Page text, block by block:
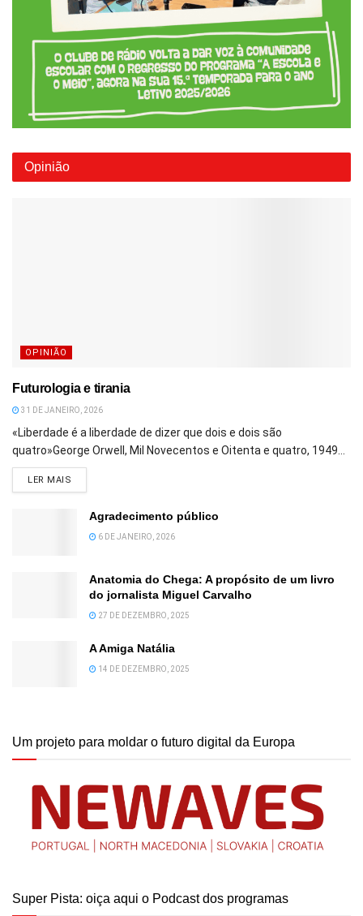
Opinião
OPINIÃO
Futurologia e tirania
31 DE JANEIRO, 2026
«Liberdade é a liberdade de dizer que dois e dois são
quatro»George Orwell, Mil Novecentos e Oitenta e quatro, 1949...
LER MAIS
Agradecimento público
6 DE JANEIRO, 2026
Anatomia do Chega: A propósito de um livro
do jornalista Miguel Carvalho
27 DE DEZEMBRO, 2025
A Amiga Natália
14 DE DEZEMBRO, 2025
Um projeto para moldar o futuro digital da Europa
Super Pista: oiça aqui o Podcast dos programas